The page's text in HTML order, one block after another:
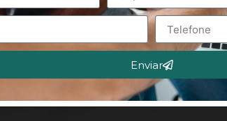
Enviar